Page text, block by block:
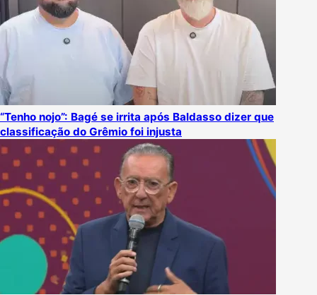
“Tenho nojo”: Bagé se irrita após Baldasso dizer que
classificação do Grêmio foi injusta